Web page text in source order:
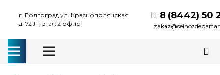
г. Волгоград ул. Краснополянская
д. 72 Л , этаж 2 офис 1
8 (8442) 50